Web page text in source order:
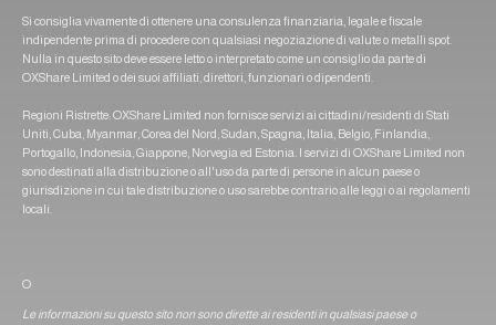
Si consiglia vivamente di ottenere una consulenza finanziaria, legale e fiscale
indipendente prima di procedere con qualsiasi negoziazione di valute o metalli spot.
Nulla in questo sito deve essere letto o interpretato come un consiglio da parte di
OXShare Limited o dei suoi affiliati, direttori, funzionari o dipendenti.
Regioni Ristrette: OXShare Limited non fornisce servizi ai cittadini/residenti di Stati
Uniti, Cuba, Myanmar, Corea del Nord, Sudan, Spagna, Italia, Belgio, Finlandia,
Portogallo, Indonesia, Giappone, Norvegia ed Estonia. I servizi di OXShare Limited non
sono destinati alla distribuzione o all'uso da parte di persone in alcun paese o
giurisdizione in cui tale distribuzione o uso sarebbe contrario alle leggi o ai regolamenti
locali.
O
Le informazioni su questo sito non sono dirette ai residenti in qualsiasi paese o